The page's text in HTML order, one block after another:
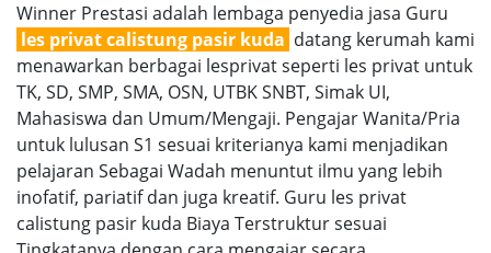
Winner Prestasi adalah lembaga penyedia jasa Guru
les privat calistung pasir kuda datang kerumah kami
menawarkan berbagai lesprivat seperti les privat untuk
TK, SD, SMP, SMA, OSN, UTBK SNBT, Simak UI,
Mahasiswa dan Umum/Mengaji. Pengajar Wanita/Pria
untuk lulusan S1 sesuai kriterianya kami menjadikan
pelajaran Sebagai Wadah menuntut ilmu yang lebih
inofatif, pariatif dan juga kreatif. Guru les privat
calistung pasir kuda Biaya Terstruktur sesuai